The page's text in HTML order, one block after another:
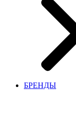
БРЕНДЫ